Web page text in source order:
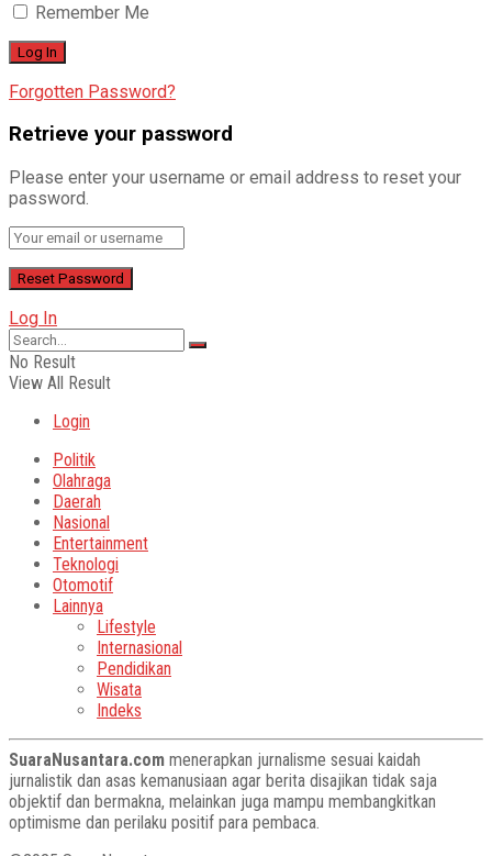
Remember Me
Forgotten Password?
Retrieve your password
Please enter your username or email address to reset your
password.
Log In
No Result
View All Result
Login
Politik
Olahraga
Daerah
Nasional
Entertainment
Teknologi
Otomotif
Lainnya
Lifestyle
Internasional
Pendidikan
Wisata
Indeks
SuaraNusantara.com menerapkan jurnalisme sesuai kaidah
jurnalistik dan asas kemanusiaan agar berita disajikan tidak saja
objektif dan bermakna, melainkan juga mampu membangkitkan
optimisme dan perilaku positif para pembaca.